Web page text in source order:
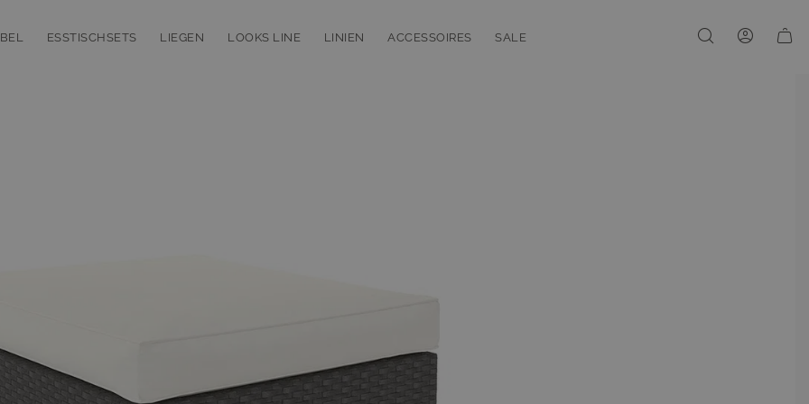
ESSTISCHSETS LIEGEN LOOKS LINE LINIEN ACCESSOIRES SALE